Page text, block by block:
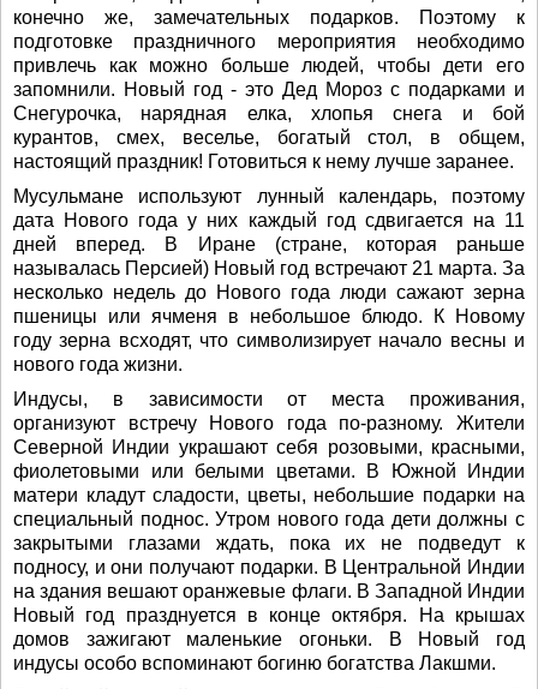
конечно же, замечательных подарков. Поэтому к
подготовке праздничного мероприятия необходимо
привлечь как можно больше людей, чтобы дети его
запомнили. Новый год - это Дед Мороз с подарками и
Снегурочка, нарядная елка, хлопья снега и бой
курантов, смех, веселье, богатый стол, в общем,
настоящий праздник! Готовиться к нему лучше заранее.
Мусульмане используют лунный календарь, поэтому
дата Нового года у них каждый год сдвигается на 11
дней вперед. В Иране (стране, которая раньше
называлась Персией) Новый год встречают 21 марта. За
несколько недель до Нового года люди сажают зерна
пшеницы или ячменя в небольшое блюдо. К Новому
году зерна всходят, что символизирует начало весны и
нового года жизни.
Индусы, в зависимости от места проживания,
организуют встречу Нового года по-разному. Жители
Северной Индии украшают себя розовыми, красными,
фиолетовыми или белыми цветами. В Южной Индии
матери кладут сладости, цветы, небольшие подарки на
специальный поднос. Утром нового года дети должны с
закрытыми глазами ждать, пока их не подведут к
подносу, и они получают подарки. В Центральной Индии
на здания вешают оранжевые флаги. В Западной Индии
Новый год празднуется в конце октября. На крышах
домов зажигают маленькие огоньки. В Новый год
индусы особо вспоминают богиню богатства Лакшми.